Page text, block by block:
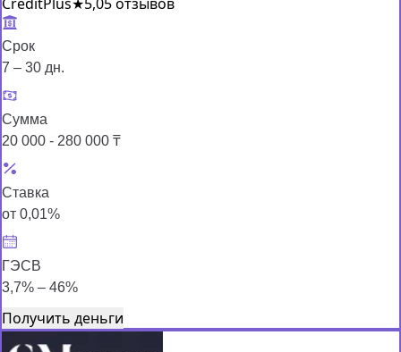
Срок
7 – 30 дн.
Сумма
20 000 - 280 000 ₸
Ставка
от 0,01%
ГЭСВ
3,7% – 46%
Получить деньги